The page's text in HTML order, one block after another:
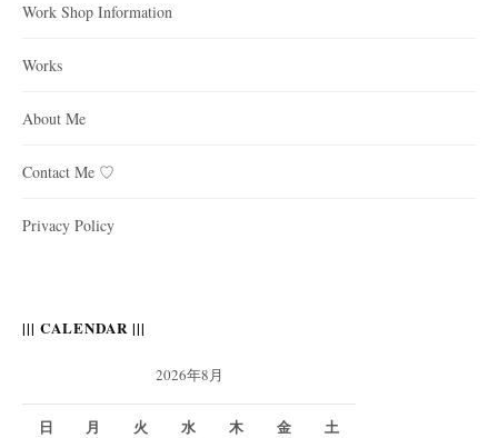
Work Shop Information
Works
About Me
Contact Me ♡
Privacy Policy
||| CALENDAR |||
2026年8月
日 月 火 水 木 金 土